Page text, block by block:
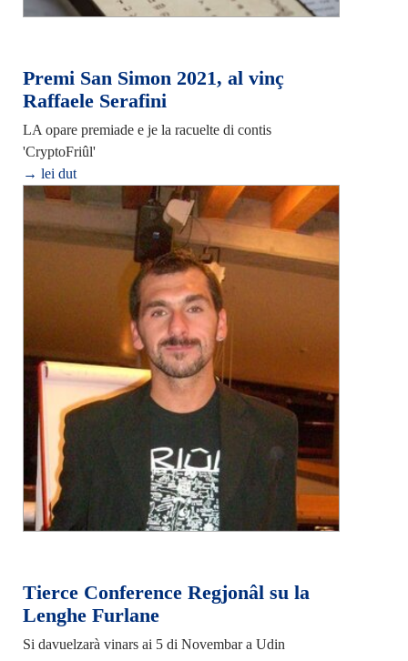
Premi San Simon 2021, al vinç
Raffaele Serafini
LA opare premiade e je la racuelte di contis
'CryptoFriûl'
→ lei dut
Tierce Conference Regjonâl su la
Lenghe Furlane
Si davuelzarà vinars ai 5 di Novembar a Udin